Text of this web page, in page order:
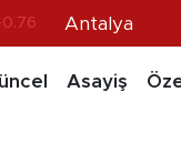
Antalya
Asayiş